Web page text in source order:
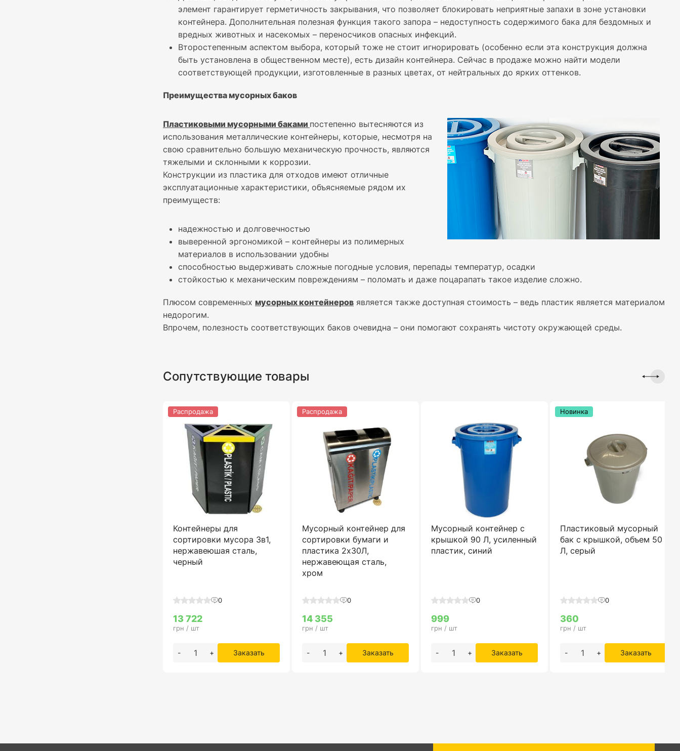
элемент гарантирует герметичность закрывания, что позволяет блокировать неприятные запахи в зоне установки
контейнера. Дополнительная полезная функция такого запора – недоступность содержимого бака для бездомных и
вредных животных и насекомых – переносчиков опасных инфекций.
Второстепенным аспектом выбора, который тоже не стоит игнорировать (особенно если эта конструкция должна
быть установлена в общественном месте), есть дизайн контейнера. Сейчас в продаже можно найти модели
соответствующей продукции, изготовленные в разных цветах, от нейтральных до ярких оттенков.
Преимущества мусорных баков
Пластиковыми мусорными баками постепенно вытесняются из
использования металлические контейнеры, которые, несмотря на
свою сравнительно большую механическую прочность, являются
тяжелыми и склонными к коррозии.
Конструкции из пластика для отходов имеют отличные
эксплуатационные характеристики, объясняемые рядом их
преимуществ:
надежностью и долговечностью
выверенной эргономикой – контейнеры из полимерных
материалов в использовании удобны
способностью выдерживать сложные погодные условия, перепады температур, осадки
стойкостью к механическим повреждениям – поломать и даже поцарапать такое изделие сложно.
Плюсом современных мусорных контейнеров является также доступная стоимость – ведь пластик является материалом
недорогим.
Впрочем, полезность соответствующих баков очевидна – они помогают сохранять чистоту окружающей среды.
Сопутствующие товары
Контейнеры для
сортировки мусора 3в1,
нержавеюшая сталь,
черный
0
13 722
грн / шт
- + Заказать
Распродажа
Мусорный контейнер для
сортировки бумаги и
пластика 2х30Л,
нержавеющая сталь,
хром
0
14 355
грн / шт
- + Заказать
Распродажа
Мусорный контейнер с
крышкой 90 Л, усиленный
пластик, синий
0
999
грн / шт
- + Заказать
Пластиковый мусорный
бак с крышкой, объем 50
Л, серый
0
360
грн / шт
- + Заказать
Новинка